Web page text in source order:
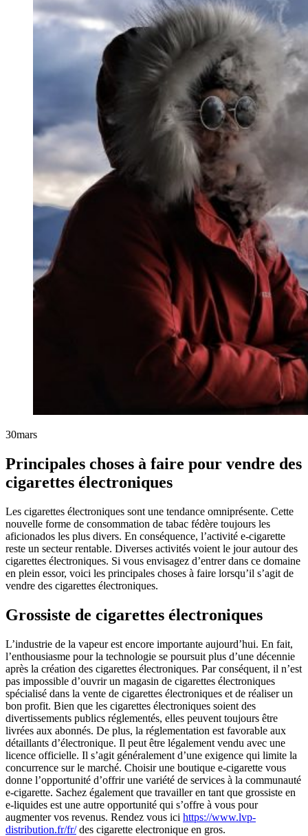
30mars
Principales choses à faire pour vendre des
cigarettes électroniques
Les cigarettes électroniques sont une tendance omniprésente. Cette
nouvelle forme de consommation de tabac fédère toujours les
aficionados les plus divers. En conséquence, l’activité e-cigarette
reste un secteur rentable. Diverses activités voient le jour autour des
cigarettes électroniques. Si vous envisagez d’entrer dans ce domaine
en plein essor, voici les principales choses à faire lorsqu’il s’agit de
vendre des cigarettes électroniques.
Grossiste de cigarettes électroniques
L’industrie de la vapeur est encore importante aujourd’hui. En fait,
l’enthousiasme pour la technologie se poursuit plus d’une décennie
après la création des cigarettes électroniques. Par conséquent, il n’est
pas impossible d’ouvrir un magasin de cigarettes électroniques
spécialisé dans la vente de cigarettes électroniques et de réaliser un
bon profit. Bien que les cigarettes électroniques soient des
divertissements publics réglementés, elles peuvent toujours être
livrées aux abonnés. De plus, la réglementation est favorable aux
détaillants d’électronique. Il peut être légalement vendu avec une
licence officielle. Il s’agit généralement d’une exigence qui limite la
concurrence sur le marché. Choisir une boutique e-cigarette vous
donne l’opportunité d’offrir une variété de services à la communauté
e-cigarette. Sachez également que travailler en tant que grossiste en
e-liquides est une autre opportunité qui s’offre à vous pour
augmenter vos revenus. Rendez vous ici https://www.lvp-
distribution.fr/fr/des cigarette electronique en gros.